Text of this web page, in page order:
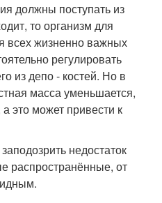
должны поступать из
то организм для
всех жизненно важных
регулировать
из депо - костей. Но в
масса уменьшается,
это может привести к
недостаток
распространённые, от